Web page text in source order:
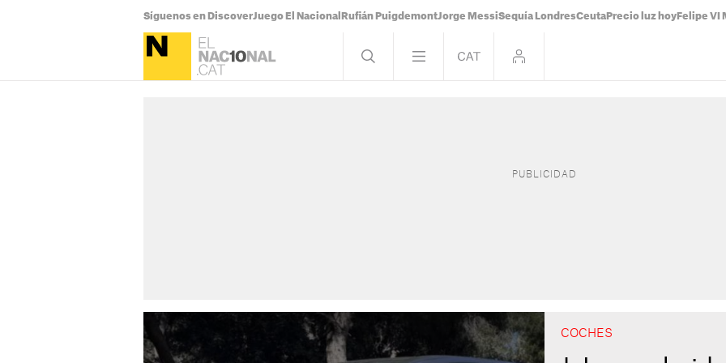
Síguenos en DiscoverJuego El Nacional Rufián PuigdemontJorge MessiSequía LondresCeuta Precio luz hoy Felipe VI
COCHES